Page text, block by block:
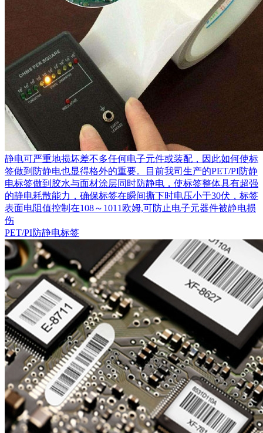
静电可严重地损坏差不多任何电子元件或装配，因此如何使标
签做到防静电也显得格外的重要。目前我司生产的PET/PI防静
电标签做到胶水与面材涂层同时防静电，使标签整体具有超强
的静电耗散能力，确保标签在瞬间撕下时电压小于30伏，标签
表面电阻值控制在108～1011欧姆,可防止电子元器件被静电损
伤
PET/PI防静电标签